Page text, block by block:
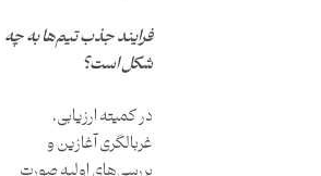
فرایند جذب تیم‌ها به چه
شکل است؟
در کمیته ارزیابی،
غربالگری آغازین و
بررسی‌های اولیه صورت